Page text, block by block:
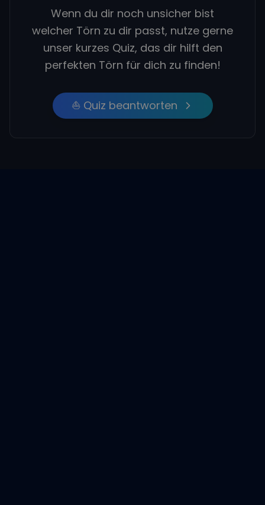
Wenn du dir noch unsicher bist
welcher Törn zu dir passt, nutze gerne
unser kurzes Quiz, das dir hilft den
perfekten Törn für dich zu finden!
⛵ Quiz beantworten